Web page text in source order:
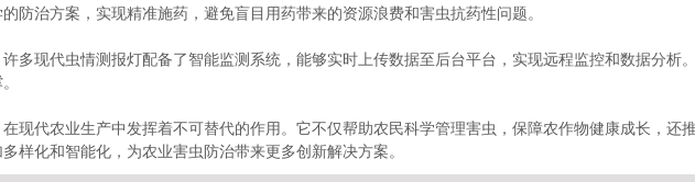
防治方案，实现精准施药，避免盲目用药带来的资源浪费和害虫抗药性问题。
多现代虫情测报灯配备了智能监测系统，能够实时上传数据至后台平台，实现远程监控和数据分析
现代农业生产中发挥着不可替代的作用。它不仅帮助农民科学管理害虫，保障农作物健康成长，还
样化和智能化，为农业害虫防治带来更多创新解决方案。